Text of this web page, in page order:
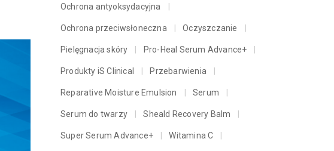
Ochrona antyoksydacyjna
Ochrona przeciwsłoneczna Oczyszczanie
Pielęgnacja skóry Pro-Heal Serum Advance+
Produkty iS Clinical Przebarwienia
Reparative Moisture Emulsion Serum
Serum do twarzy Sheald Recovery Balm
Super Serum Advance+ Witamina C